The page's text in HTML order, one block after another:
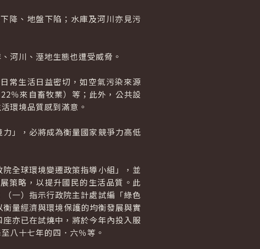
、地盤下陷；水庫及河川亦見污
川、溼地生態也遭受威脅。
生活日益密切，如空氣污染來源
％來自畜牧業）等；此外，公共設
環境品質感到滿意。
」，必將成為衡量國家競爭力高低
全球環境變遷政策指導小組」，並
策略，以提升國民的生活品質。此
一）指示行政院主計處試編「綠色
量經濟與環境保護的均衡發展與實
亦已在試燒中，將於今年內投入服
八十七年的四．六％等。